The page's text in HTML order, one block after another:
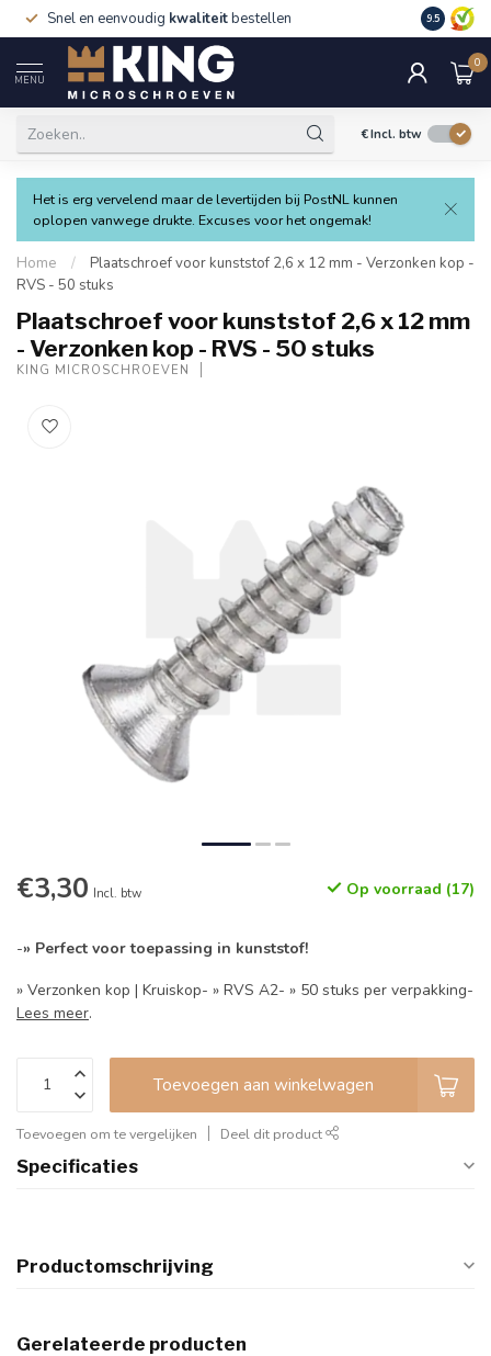
Snel en eenvoudig kwaliteitbestellen 9.5
MENU
0
€Incl. btw
Het is erg vervelend maar de levertijden bij PostNL kunnen
oplopen vanwege drukte. Excuses voor het ongemak!
Home /
Plaatschroef voor kunststof 2,6 x 12 mm - Verzonken kop -
RVS - 50 stuks
Plaatschroef voor kunststof 2,6 x 12 mm
- Verzonken kop - RVS - 50 stuks
KING MICROSCHROEVEN
€3,30 Incl. btw Op voorraad (17)
-» Perfect voor toepassing in kunststof!
» Verzonken kop | Kruiskop- » RVS A2- » 50 stuks per verpakking-
Lees meer.
Toevoegen aan winkelwagen
Toevoegen om te vergelijken Deel dit product
Specificaties
Productomschrijving
Gerelateerde producten